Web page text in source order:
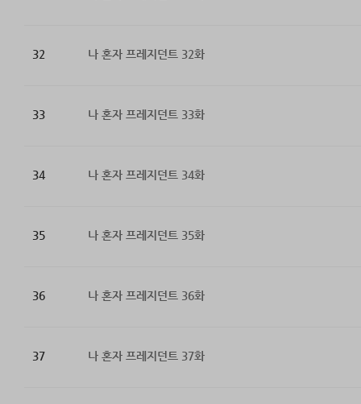
32 나 혼자 프레지던트 32화
33 나 혼자 프레지던트 33화
34 나 혼자 프레지던트 34화
35 나 혼자 프레지던트 35화
36 나 혼자 프레지던트 36화
37 나 혼자 프레지던트 37화